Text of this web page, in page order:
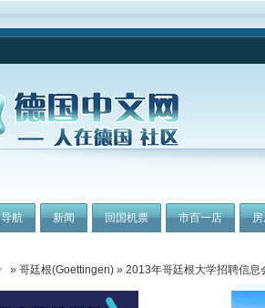
导航 新闻 回国机票 市百一店
» 哥廷根(Goettingen) » 2013年哥廷根大学招聘信息